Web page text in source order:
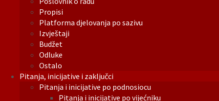
Propisi
Platforma djelovanja po sazivu
Izvještaji
Budžet
Odluke
Ostalo
Pitanja, inicijative i zaključci
Pitanja i inicijative po podnosiocu
Pitanja i inicijative po vijećniku